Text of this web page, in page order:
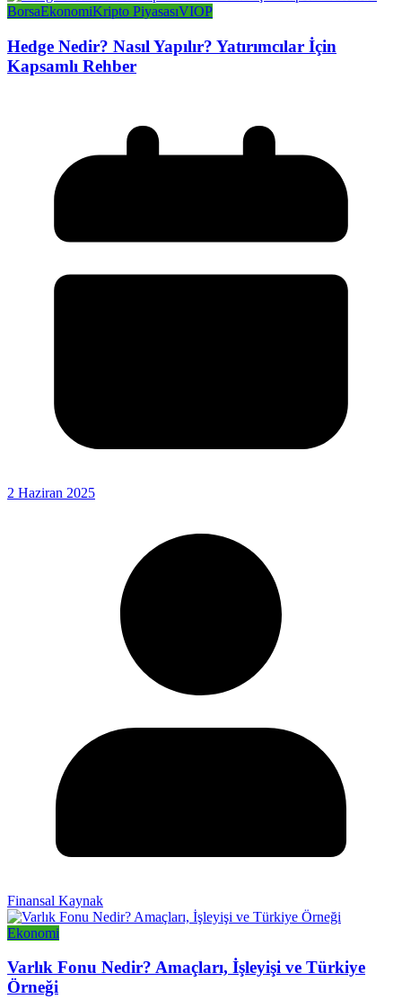
BorsaEkonomiKripto PiyasasıVIOP
Hedge Nedir? Nasıl Yapılır? Yatırımcılar İçin
Kapsamlı Rehber
2 Haziran 2025
Finansal Kaynak
Ekonomi
Varlık Fonu Nedir? Amaçları, İşleyişi ve Türkiye
Örneği